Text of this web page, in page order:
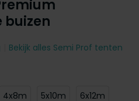
buizen
Bekijk alles Semi Prof tenten
4x8m 5x10m 6x12m